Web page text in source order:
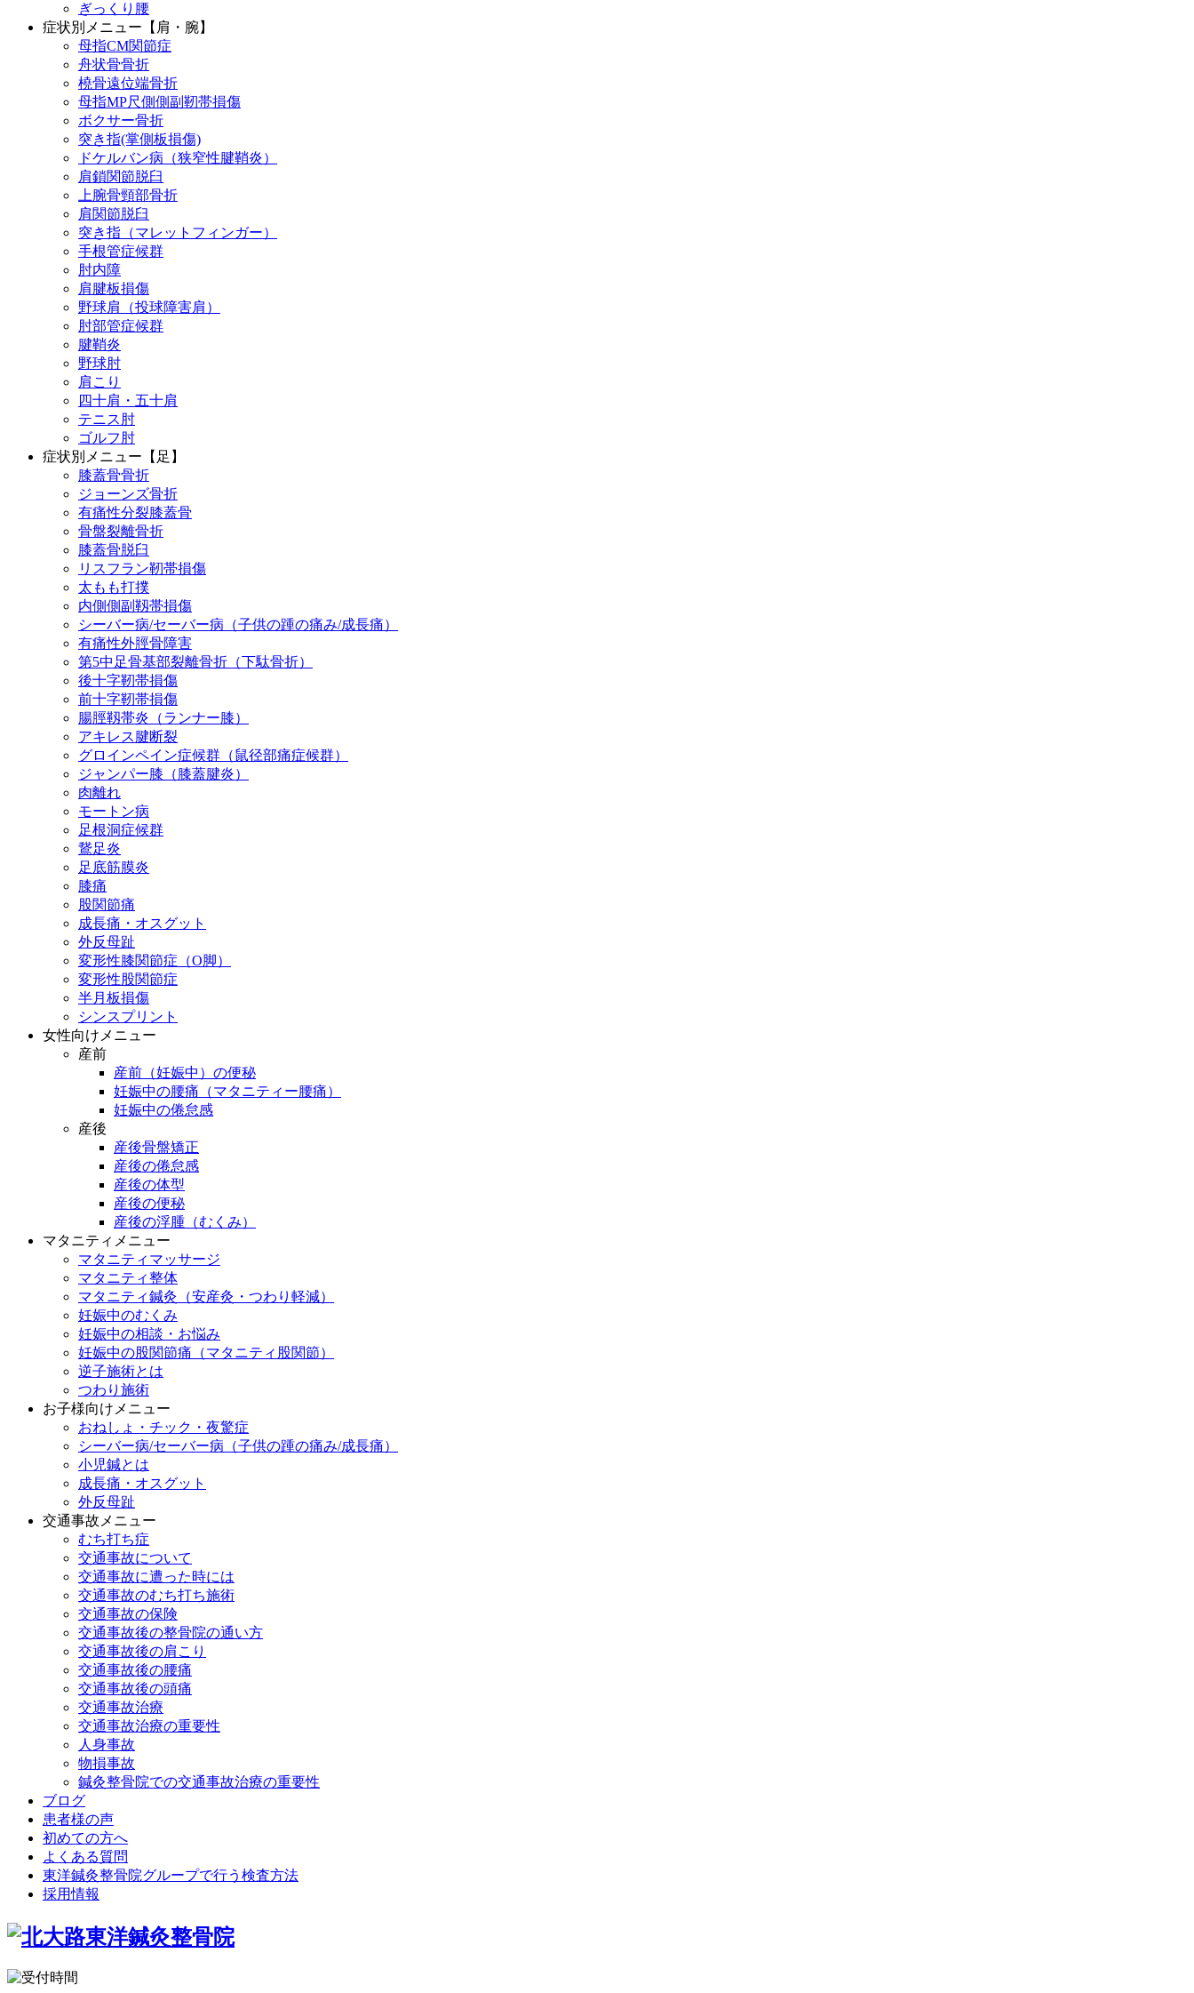
ぎっくり腰
症状別メニュー【肩・腕】
母指CM関節症
舟状骨骨折
橈骨遠位端骨折
母指MP尺側側副靭帯損傷
ボクサー骨折
突き指(掌側板損傷)
ドケルバン病（狭窄性腱鞘炎）
肩鎖関節脱臼
上腕骨頸部骨折
肩関節脱臼
突き指（マレットフィンガー）
手根管症候群
肘内障
肩腱板損傷
野球肩（投球障害肩）
肘部管症候群
腱鞘炎
野球肘
肩こり
四十肩・五十肩
テニス肘
ゴルフ肘
症状別メニュー【足】
膝蓋骨骨折
ジョーンズ骨折
有痛性分裂膝蓋骨
骨盤裂離骨折
膝蓋骨脱臼
リスフラン靭帯損傷
太もも打撲
内側側副靱帯損傷
シーバー病/セーバー病（子供の踵の痛み/成長痛）
有痛性外脛骨障害
第5中足骨基部裂離骨折（下駄骨折）
後十字靭帯損傷
前十字靭帯損傷
腸脛靱帯炎（ランナー膝）
アキレス腱断裂
グロインペイン症候群（鼠径部痛症候群）
ジャンパー膝（膝蓋腱炎）
肉離れ
モートン病
足根洞症候群
鵞足炎
足底筋膜炎
膝痛
股関節痛
成長痛・オスグット
外反母趾
変形性膝関節症（O脚）
変形性股関節症
半月板損傷
シンスプリント
女性向けメニュー
産前
産前（妊娠中）の便秘
妊娠中の腰痛（マタニティー腰痛）
妊娠中の倦怠感
産後
産後骨盤矯正
産後の倦怠感
産後の体型
産後の便秘
産後の浮腫（むくみ）
マタニティメニュー
マタニティマッサージ
マタニティ整体
マタニティ鍼灸（安産灸・つわり軽減）
妊娠中のむくみ
妊娠中の相談・お悩み
妊娠中の股関節痛（マタニティ股関節）
逆子施術とは
つわり施術
お子様向けメニュー
おねしょ・チック・夜驚症
シーバー病/セーバー病（子供の踵の痛み/成長痛）
小児鍼とは
成長痛・オスグット
外反母趾
交通事故メニュー
むち打ち症
交通事故について
交通事故に遭った時には
交通事故のむち打ち施術
交通事故の保険
交通事故後の整骨院の通い方
交通事故後の肩こり
交通事故後の腰痛
交通事故後の頭痛
交通事故治療
交通事故治療の重要性
人身事故
物損事故
鍼灸整骨院での交通事故治療の重要性
ブログ
患者様の声
初めての方へ
よくある質問
東洋鍼灸整骨院グループで行う検査方法
採用情報